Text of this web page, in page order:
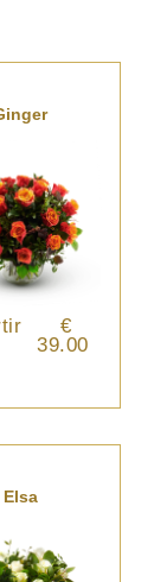
€
39.00
Elsa